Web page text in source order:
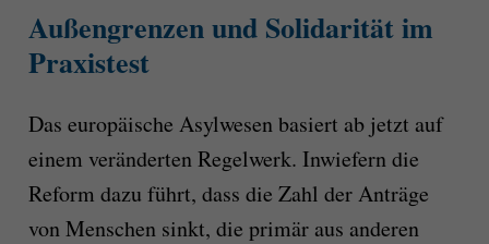
Außengrenzen und Solidarität im
Praxistest
Das europäische Asylwesen basiert ab jetzt auf
einem veränderten Regelwerk. Inwiefern die
Reform dazu führt, dass die Zahl der Anträge
von Menschen sinkt, die primär aus anderen